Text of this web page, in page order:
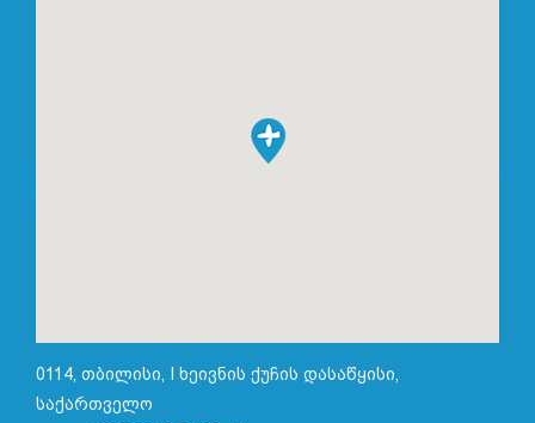
0114, თბილისი, I ხეივნის ქუჩის დასაწყისი,
საქართველო